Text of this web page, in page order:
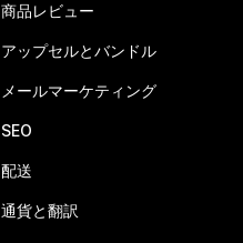
商品レビュー
アップセルとバンドル
メールマーケティング
SEO
配送
通貨と翻訳